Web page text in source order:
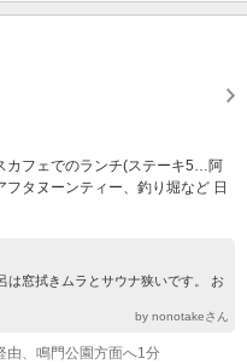
カフェでのランチ(ステーキ5…阿
タヌーンティー、釣り堀など 日
は窓拭きムラとサウナ狭いです。 お
by nonotakeさん
由、鳴門公園方面へ1分